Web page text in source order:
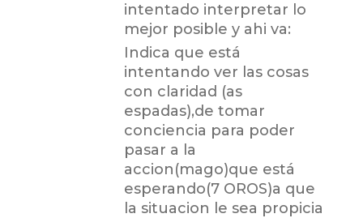
intentado interpretar lo
mejor posible y ahi va:
Indica que está
intentando ver las cosas
con claridad (as
espadas),de tomar
conciencia para poder
pasar a la
accion(mago)que está
esperando(7 OROS)a que
la situacion le sea propicia